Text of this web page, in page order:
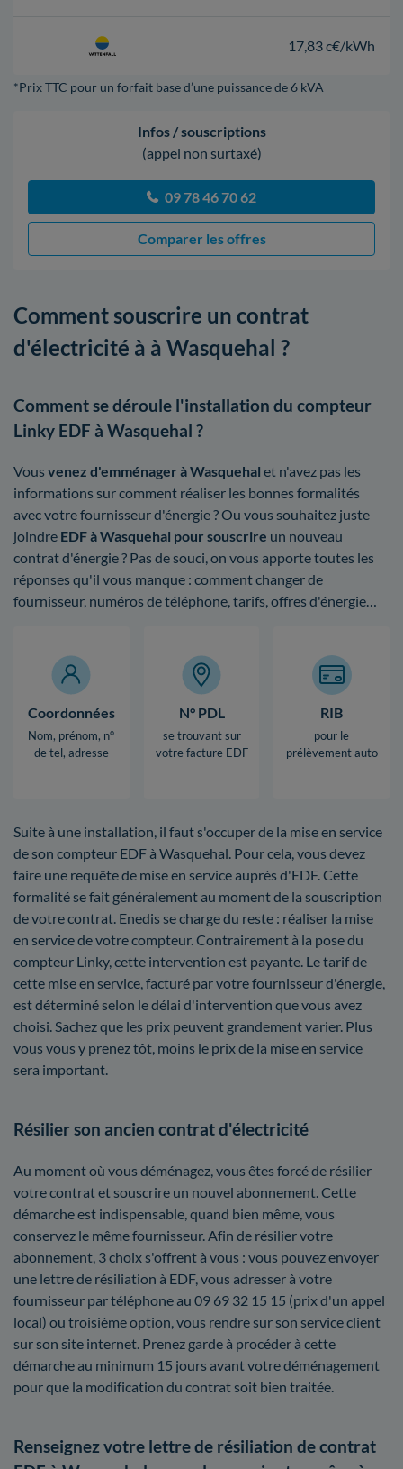
17,83 c€/kWh
*Prix TTC pour un forfait base d’une puissance de 6 kVA
Infos / souscriptions
(appel non surtaxé)
09 78 46 70 62
Comparer les offres
Comment souscrire un contrat
d'électricité à à Wasquehal ?
Comment se déroule l'installation du compteur
Linky EDF à Wasquehal ?
Vous venez d'emménager à Wasquehal et n'avez pas les
informations sur comment réaliser les bonnes formalités
avec votre fournisseur d'énergie ? Ou vous souhaitez juste
joindre EDF à Wasquehal pour souscrire un nouveau
contrat d'énergie ? Pas de souci, on vous apporte toutes les
réponses qu'il vous manque : comment changer de
fournisseur, numéros de téléphone, tarifs, offres d'énergie…
Coordonnées
Nom, prénom, n°
de tel, adresse
N° PDL
se trouvant sur
votre facture EDF
RIB
pour le
prélèvement auto
Suite à une installation, il faut s'occuper de la mise en service
de son compteur EDF à Wasquehal. Pour cela, vous devez
faire une requête de mise en service auprès d'EDF. Cette
formalité se fait généralement au moment de la souscription
de votre contrat. Enedis se charge du reste : réaliser la mise
en service de votre compteur. Contrairement à la pose du
compteur Linky, cette intervention est payante. Le tarif de
cette mise en service, facturé par votre fournisseur d'énergie,
est déterminé selon le délai d'intervention que vous avez
choisi. Sachez que les prix peuvent grandement varier. Plus
vous vous y prenez tôt, moins le prix de la mise en service
sera important.
Résilier son ancien contrat d'électricité
Au moment où vous déménagez, vous êtes forcé de résilier
votre contrat et souscrire un nouvel abonnement. Cette
démarche est indispensable, quand bien même, vous
conservez le même fournisseur. Afin de résilier votre
abonnement, 3 choix s'offrent à vous : vous pouvez envoyer
une lettre de résiliation à EDF, vous adresser à votre
fournisseur par téléphone au 09 69 32 15 15 (prix d'un appel
local) ou troisième option, vous rendre sur son service client
sur son site internet. Prenez garde à procéder à cette
démarche au minimum 15 jours avant votre déménagement
pour que la modification du contrat soit bien traitée.
Renseignez votre lettre de résiliation de contrat